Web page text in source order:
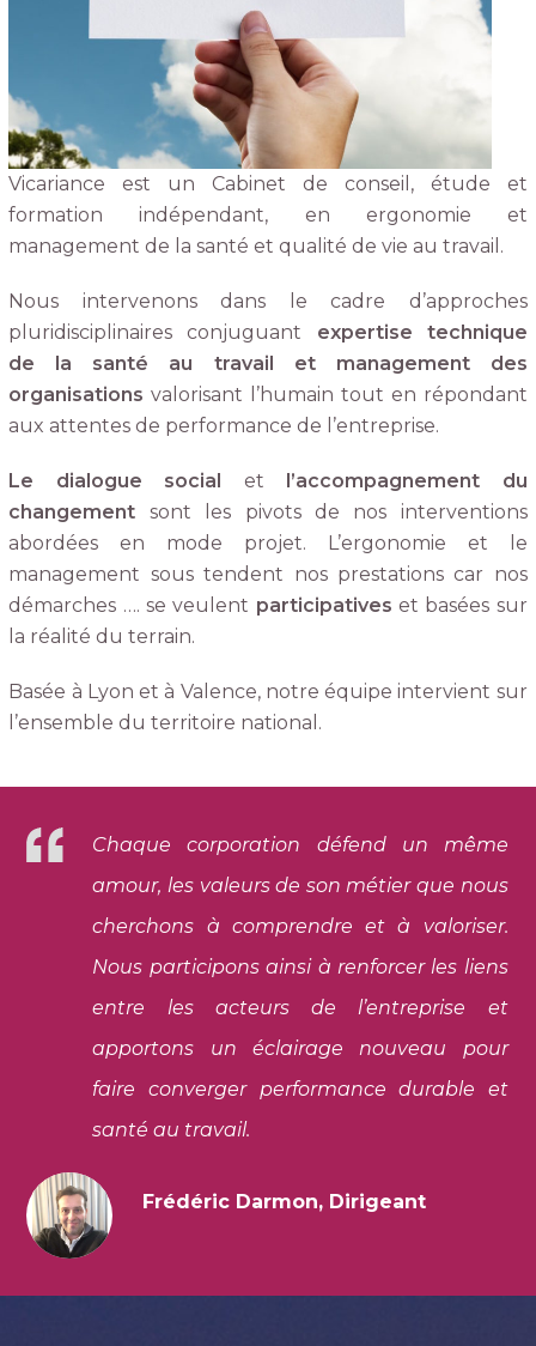
Vicariance est un Cabinet de conseil, étude et
formation indépendant, en ergonomie et
management de la santé et qualité de vie au travail.
Nous intervenons dans le cadre d’approches
pluridisciplinaires conjuguant expertise technique
de la santé au travail et management des
organisations valorisant l’humain tout en répondant
aux attentes de performance de l’entreprise.
Le dialogue social et
l’accompagnement du
changement sont les pivots de nos interventions
abordées en mode projet. L’ergonomie et le
management sous tendent nos prestations car nos
démarches …. se veulent participatives et basées sur
la réalité du terrain.
Basée à Lyon et à Valence, notre équipe intervient sur
l’ensemble du territoire national.
Chaque corporation défend un même
amour, les valeurs de son métier que nous
cherchons à comprendre et à valoriser.
Nous participons ainsi à renforcer les liens
entre les acteurs de l’entreprise et
apportons un éclairage nouveau pour
faire converger performance durable et
santé au travail.
Frédéric Darmon, Dirigeant